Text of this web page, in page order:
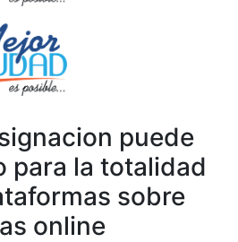
puede
para la totalidad
sobre
online